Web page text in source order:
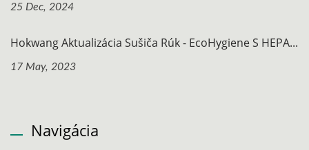
25 Dec, 2024
Hokwang Aktualizácia Sušiča Rúk - EcoHygiene S HEPA...
17 May, 2023
Navigácia